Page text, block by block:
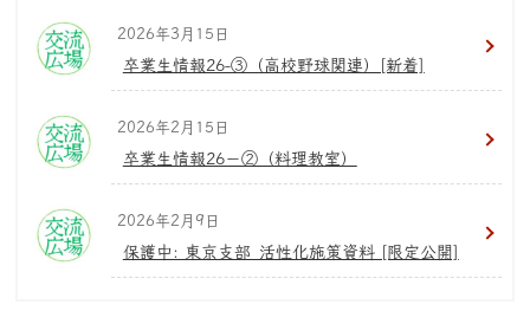
2026年3月15日
卒業生情報26-③（高校野球関連）[新着]
2026年2月15日
卒業生情報26−②（料理教室）
2026年2月9日
保護中: 東京支部_活性化施策資料 [限定公開]